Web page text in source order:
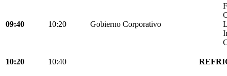
09:40 10:20 Gobierno Corporativo
10:20 10:40